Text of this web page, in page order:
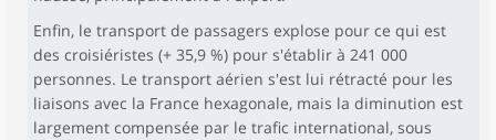
Enfin, le transport de passagers explose pour ce qui est
des croisiéristes (+ 35,9 %) pour s'établir à 241 000
personnes. Le transport aérien s'est lui rétracté pour les
liaisons avec la France hexagonale, mais la diminution est
largement compensée par le trafic international, sous